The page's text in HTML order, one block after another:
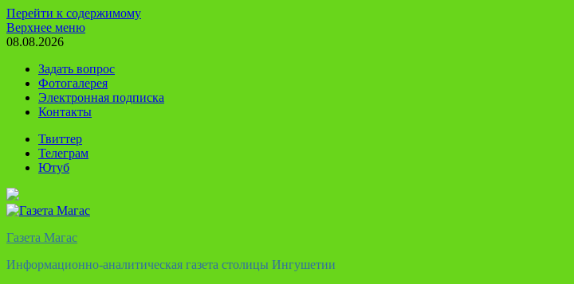
Перейти к содержимому
Верхнее меню
08.08.2026
Задать вопрос
Фотогалерея
Электронная подписка
Контакты
Твиттер
Телеграм
Ютуб
Газета Магас
Информационно-аналитическая газета столицы Ингушетии